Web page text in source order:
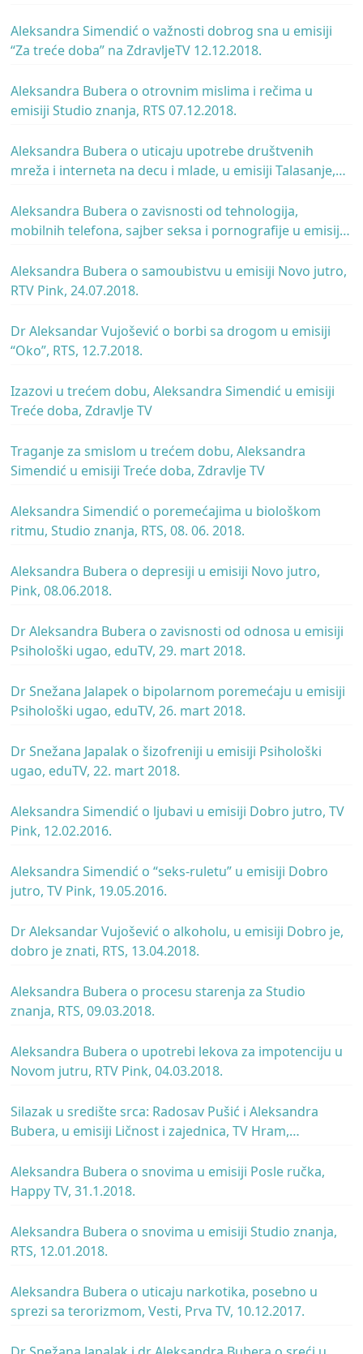
Aleksandra Simendić o važnosti dobrog sna u emisiji
“Za treće doba” na ZdravljeTV 12.12.2018.
Aleksandra Bubera o otrovnim mislima i rečima u
emisiji Studio znanja, RTS 07.12.2018.
Aleksandra Bubera o uticaju upotrebe društvenih
mreža i interneta na decu i mlade, u emisiji Talasanje,
Aleksandra Bubera o zavisnosti od tehnologija,
mobilnih telefona, sajber seksa i pornografije u emisiji
Aleksandra Bubera o samoubistvu u emisiji Novo jutro,
RTV Pink, 24.07.2018.
Dr Aleksandar Vujošević o borbi sa drogom u emisiji
“Oko”, RTS, 12.7.2018.
Izazovi u trećem dobu, Aleksandra Simendić u emisiji
Treće doba, Zdravlje TV
Traganje za smislom u trećem dobu, Aleksandra
Simendić u emisiji Treće doba, Zdravlje TV
Aleksandra Simendić o poremećajima u biološkom
ritmu, Studio znanja, RTS, 08. 06. 2018.
Aleksandra Bubera o depresiji u emisiji Novo jutro,
Pink, 08.06.2018.
Dr Aleksandra Bubera o zavisnosti od odnosa u emisiji
Psihološki ugao, eduTV, 29. mart 2018.
Dr Snežana Jalapek o bipolarnom poremećaju u emisiji
Psihološki ugao, eduTV, 26. mart 2018.
Dr Snežana Japalak o šizofreniji u emisiji Psihološki
ugao, eduTV, 22. mart 2018.
Aleksandra Simendić o ljubavi u emisiji Dobro jutro, TV
Pink, 12.02.2016.
Aleksandra Simendić o “seks-ruletu” u emisiji Dobro
jutro, TV Pink, 19.05.2016.
Dr Aleksandar Vujošević o alkoholu, u emisiji Dobro je,
dobro je znati, RTS, 13.04.2018.
Aleksandra Bubera o procesu starenja za Studio
znanja, RTS, 09.03.2018.
Aleksandra Bubera o upotrebi lekova za impotenciju u
Novom jutru, RTV Pink, 04.03.2018.
Silazak u središte srca: Radosav Pušić i Aleksandra
Bubera, u emisiji Ličnost i zajednica, TV Hram,
Aleksandra Bubera o snovima u emisiji Posle ručka,
Happy TV, 31.1.2018.
Aleksandra Bubera o snovima u emisiji Studio znanja,
RTS, 12.01.2018.
Aleksandra Bubera o uticaju narkotika, posebno u
sprezi sa terorizmom, Vesti, Prva TV, 10.12.2017.